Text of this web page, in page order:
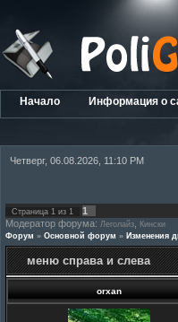
Начало Информация о
Четверг, 06.08.2026, 11:10 PM
Страница 1 из 1
1
Модератор форума: Леголайз
Кински
Форум » Основной форум » Изменения
меню справа и слева
orxan